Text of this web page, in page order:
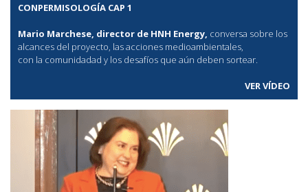
CONPERMISOLOGÍA CAP 1
Mario Marchese, director de HNH Energy, conversa sobre los
alcances del proyecto, las acciones medioambientales,
con la comunidadad y los desafíos que aún deben sortear.
VER VÍDEO